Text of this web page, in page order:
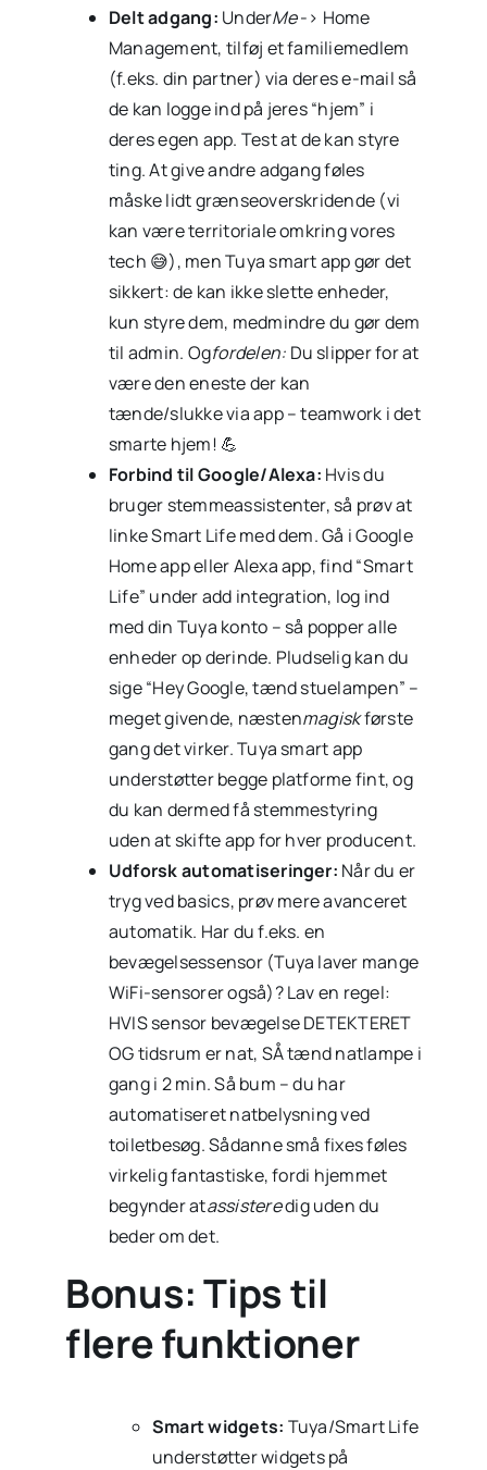
Delt adgang: UnderMe-> Home
Management, tilføj et familiemedlem
(f.eks. din partner) via deres e-mail så
de kan logge ind på jeres “hjem” i
deres egen app. Test at de kan styre
ting. At give andre adgang føles
måske lidt grænseoverskridende (vi
kan være territoriale omkring vores
tech 😅), men Tuya smart app gør det
sikkert: de kan ikke slette enheder,
kun styre dem, medmindre du gør dem
til admin. Ogfordelen: Du slipper for at
være den eneste der kan
tænde/slukke via app – teamwork i det
smarte hjem! 💪
Forbind til Google/Alexa: Hvis du
bruger stemmeassistenter, så prøv at
linke Smart Life med dem. Gå i Google
Home app eller Alexa app, find “Smart
Life” under add integration, log ind
med din Tuya konto – så popper alle
enheder op derinde. Pludselig kan du
sige “Hey Google, tænd stuelampen” –
meget givende, næstenmagiskførste
gang det virker. Tuya smart app
understøtter begge platforme fint, og
du kan dermed få stemmestyring
uden at skifte app for hver producent.
Udforsk automatiseringer: Når du er
tryg ved basics, prøv mere avanceret
automatik. Har du f.eks. en
bevægelsessensor (Tuya laver mange
WiFi-sensorer også)? Lav en regel:
HVIS sensor bevægelse DETEKTERET
OG tidsrum er nat, SÅ tænd natlampe i
gang i 2 min. Så bum – du har
automatiseret natbelysning ved
toiletbesøg. Sådanne små fixes føles
virkelig fantastiske, fordi hjemmet
begynder atassisteredig uden du
beder om det.
Bonus: Tips til
flere funktioner
Smart widgets: Tuya/Smart Life
understøtter widgets på